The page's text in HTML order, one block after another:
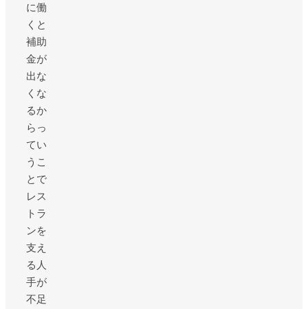
に働
くと
補助
金が
出な
くな
るか
らっ
てい
うこ
とで
レス
トラ
ンを
支え
る人
手が
不足